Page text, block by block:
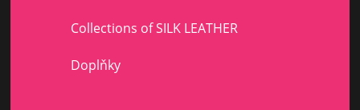
Collections of SILK LEATHER
Doplňky